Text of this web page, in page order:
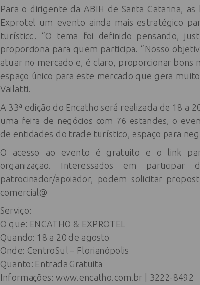
Para o dirigente da ABIH de Santa Catarina,
Exprotel um evento ainda mais estratégico
turístico. “O tema foi definido pensando,
proporciona para quem participa. “Nosso
atuar no mercado e, é claro, proporcionar bons
espaço único para este mercado que gera
Vailatti.
A 33ª edição do Encatho será realizada de 18 a
uma feira de negócios com 76 estandes, o
de entidades do trade turístico, espaço para
O acesso ao evento é gratuito e o link
organização. Interessados em
patrocinador/apoiador, podem solicitar
comercial@
Serviço:
O que: ENCATHO & EXPROTEL
Quando: 18 a 20 de agosto
Onde: CentroSul – Florianópolis
Quanto: Entrada Gratuita
Informações: www.encatho.com.br | 3222-8492